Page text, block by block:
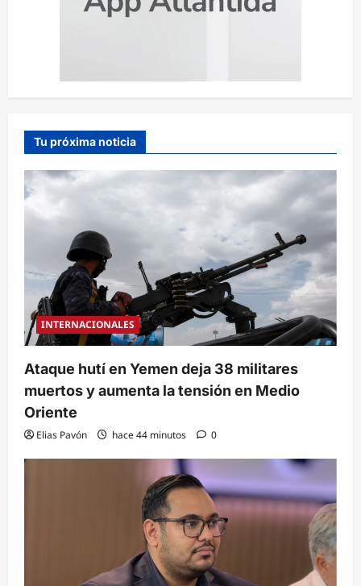
Tu próxima noticia
INTERNACIONALES
Ataque hutí en Yemen deja 38 militares
muertos y aumenta la tensión en Medio
Oriente
Elias Pavón hace 44 minutos 0